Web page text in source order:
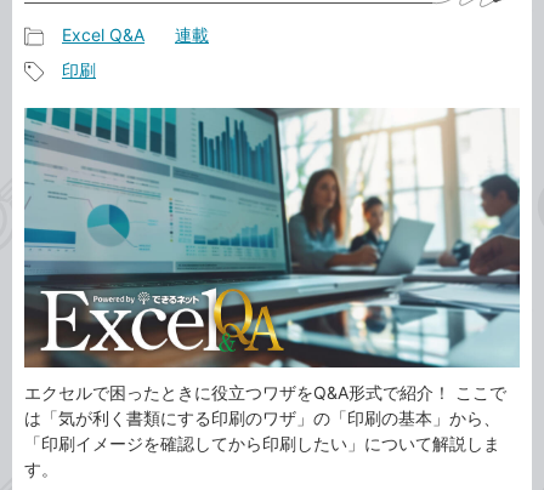
事
カ
テ
ゴ
リ
Excel Q&A 連載
事
タ
グ
印刷
エクセルで困ったときに役立つワザをQ&A形式で紹介！ ここで
は「気が利く書類にする印刷のワザ」の「印刷の基本」から、
「印刷イメージを確認してから印刷したい」について解説しま
す。